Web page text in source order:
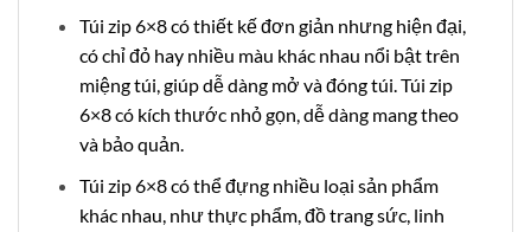
Túi zip 6×8 có thiết kế đơn giản nhưng hiện đại,
có chỉ đỏ hay nhiều màu khác nhau nổi bật trên
miệng túi, giúp dễ dàng mở và đóng túi. Túi zip
6×8 có kích thước nhỏ gọn, dễ dàng mang theo
và bảo quản.
Túi zip 6×8 có thể đựng nhiều loại sản phẩm
khác nhau, như thực phẩm, đồ trang sức, linh